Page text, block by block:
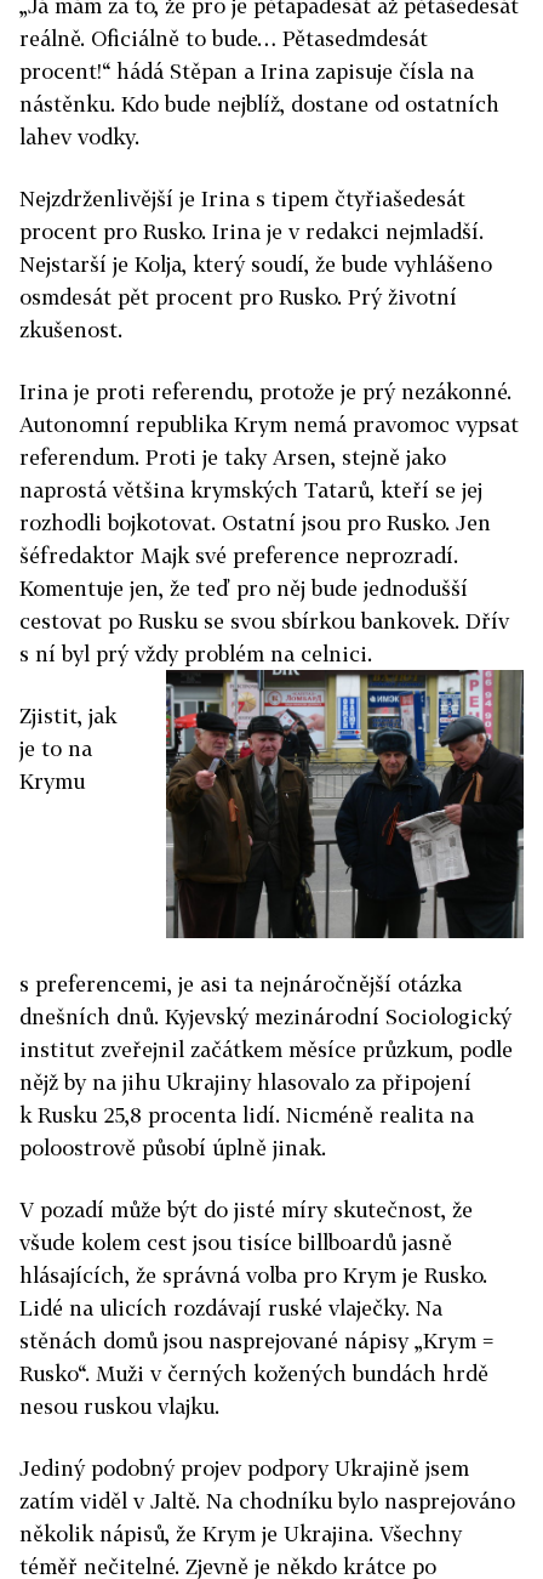
„Já mám za to, že pro je pětapadesát až pětašedesát
reálně. Oficiálně to bude… Pětasedmdesát
procent!“ hádá Stěpan a Irina zapisuje čísla na
nástěnku. Kdo bude nejblíž, dostane od ostatních
lahev vodky.
Nejzdrženlivější je Irina s tipem čtyřiašedesát
procent pro Rusko. Irina je v redakci nejmladší.
Nejstarší je Kolja, který soudí, že bude vyhlášeno
osmdesát pět procent pro Rusko. Prý životní
zkušenost.
Irina je proti referendu, protože je prý nezákonné.
Autonomní republika Krym nemá pravomoc vypsat
referendum. Proti je taky Arsen, stejně jako
naprostá většina krymských Tatarů, kteří se jej
rozhodli bojkotovat. Ostatní jsou pro Rusko. Jen
šéfredaktor Majk své preference neprozradí.
Komentuje jen, že teď pro něj bude jednodušší
cestovat po Rusku se svou sbírkou bankovek. Dřív
s ní byl prý vždy problém na celnici.
Zjistit, jak
je to na
Krymu
s preferencemi, je asi ta nejnáročnější otázka
dnešních dnů. Kyjevský mezinárodní Sociologický
institut zveřejnil začátkem měsíce průzkum, podle
nějž by na jihu Ukrajiny hlasovalo za připojení
k Rusku 25,8 procenta lidí. Nicméně realita na
poloostrově působí úplně jinak.
V pozadí může být do jisté míry skutečnost, že
všude kolem cest jsou tisíce billboardů jasně
hlásajících, že správná volba pro Krym je Rusko.
Lidé na ulicích rozdávají ruské vlaječky. Na
stěnách domů jsou nasprejované nápisy „Krym =
Rusko“. Muži v černých kožených bundách hrdě
nesou ruskou vlajku.
Jediný podobný projev podpory Ukrajině jsem
zatím viděl v Jaltě. Na chodníku bylo nasprejováno
několik nápisů, že Krym je Ukrajina. Všechny
téměř nečitelné. Zjevně je někdo krátce po